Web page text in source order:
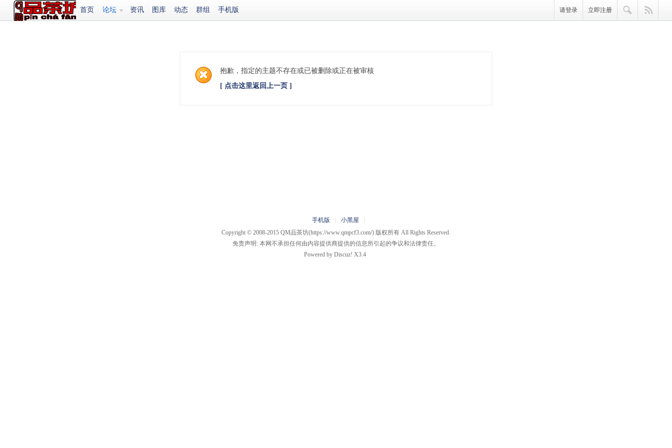
首页 论坛 资讯 图库 动态 群组 手机版 请登录 立即注册
抱歉，指定的主题不存在或已被删除或正在被审核
[ 点击这里返回上一页 ]
手机版 小黑屋
Copyright © 2008-2015 QM品茶坊(https://www.qmpcf3.com/) 版权所有 All Rights Reserved.
免责声明: 本网不承担任何由内容提供商提供的信息所引起的争议和法律责任。
Powered byDiscuz! X3.4